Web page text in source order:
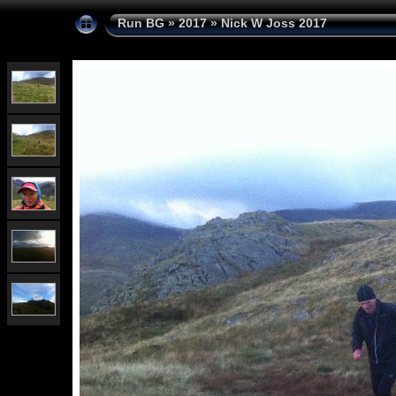
Run BG»2017»Nick W Joss 2017